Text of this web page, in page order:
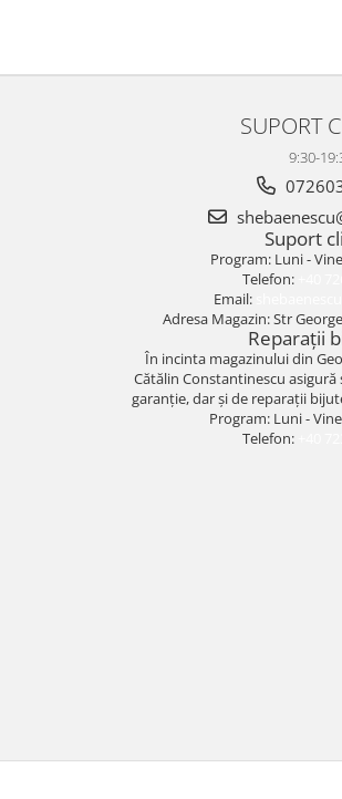
SUPORT
9:30-
Suport
Program: Luni -
Telefon:
Email:
Adresa Magazin: Str
Reparații
În incinta magazinului din
Cătălin Constantinescu
garanție, dar și de reparații
Program: Luni -
Telefon: